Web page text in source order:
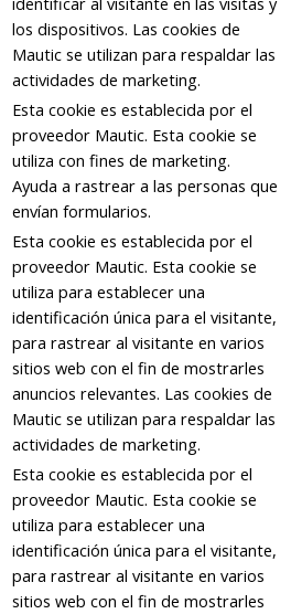
los dispositivos. Las cookies de
Mautic se utilizan para respaldar las
actividades de marketing.
Esta cookie es establecida por el
proveedor Mautic. Esta cookie se
utiliza con fines de marketing.
Ayuda a rastrear a las personas que
envían formularios.
Esta cookie es establecida por el
proveedor Mautic. Esta cookie se
utiliza para establecer una
identificación única para el visitante,
para rastrear al visitante en varios
sitios web con el fin de mostrarles
anuncios relevantes. Las cookies de
Mautic se utilizan para respaldar las
actividades de marketing.
Esta cookie es establecida por el
proveedor Mautic. Esta cookie se
utiliza para establecer una
identificación única para el visitante,
para rastrear al visitante en varios
sitios web con el fin de mostrarles